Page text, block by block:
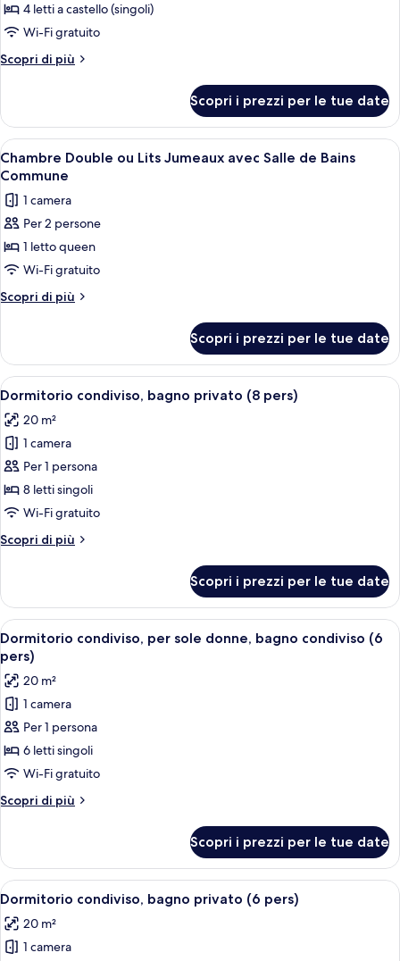
per
Camera,
bagno
condiviso
pers)
4 letti a castello (singoli)
Wi-Fi gratuito
Scopri di più
Altri
bagno
condiviso
(8
pers)
Scopri i prezzi per le tue date
Apri
tutte
le
foto
per
Chambre
Double
ou
avec
Salle
de
Bains
Commune
Una camera da letto con un letto,
4
Chambre Double ou Lits Jumeaux avec Salle de Bains
Commune
1 camera
Per 2 persone
1 letto queen
Wi-Fi gratuito
Scopri di più
Altri
Double
ou
Lits
avec
Salle
de
Bains
Commune
Scopri i prezzi per le tue date
Apri
tutte
le
foto
per
Dormitorio
condiviso,
privato
Una camera con letti a castello,
6
Dormitorio condiviso, bagno privato (8 pers)
20 m²
1 camera
Per 1 persona
8 letti singoli
Wi-Fi gratuito
Scopri di più
Altri
condiviso,
bagno
privato
(8
pers)
Scopri i prezzi per le tue date
Apri
tutte
le
foto
per
Dormitorio
condiviso,
per
sole
donne,
condiviso
(6
pers)
Una stanza con letti a castello,
4
Dormitorio condiviso, per sole donne, bagno condiviso (6
pers)
20 m²
1 camera
Per 1 persona
6 letti singoli
Wi-Fi gratuito
Scopri di più
Altri
condiviso,
per
sole
bagno
condiviso
Scopri i prezzi per le tue date
Apri
tutte
le
foto
Una camera con letti a castello,
4
Dormitorio condiviso, bagno privato (6 pers)
20 m²
1 camera